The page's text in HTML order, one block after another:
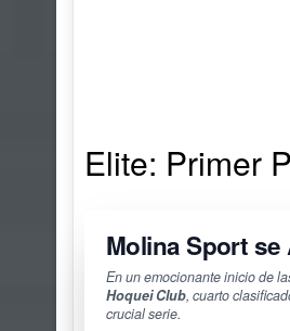
Elite: Primer
Molina Sport
En un emocionante inicio de
Hoquei Club, cuarto
crucial serie.